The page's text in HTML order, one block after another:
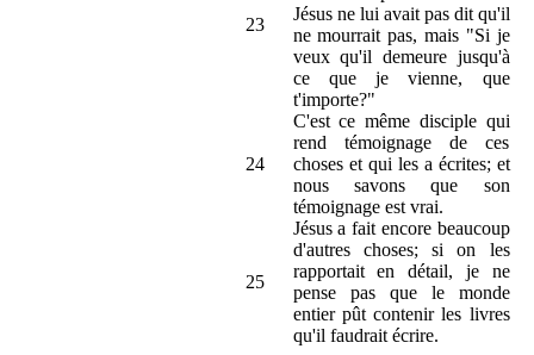
23
Jésus ne lui avait pas dit qu'il
ne mourrait pas, mais "Si je
veux qu'il demeure jusqu'à
ce que je vienne, que
t'importe?"
24
C'est ce même disciple qui
rend témoignage de ces
choses et qui les a écrites; et
nous savons que son
témoignage est vrai.
25
Jésus a fait encore beaucoup
d'autres choses; si on les
rapportait en détail, je ne
pense pas que le monde
entier pût contenir les livres
qu'il faudrait écrire.